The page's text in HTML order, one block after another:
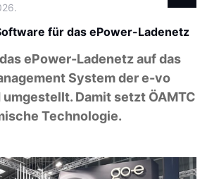
für das ePower-Ladenetz
ePower-Ladenetz auf das
System der e-vo
Damit setzt ÖAMTC
Technologie.